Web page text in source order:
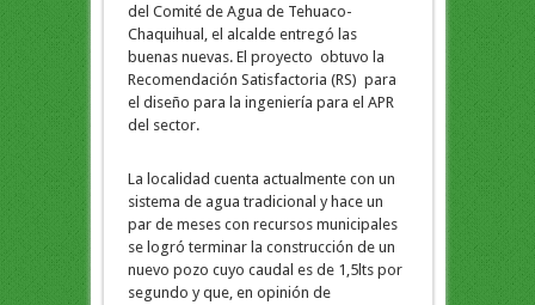
del Comité de Agua de Tehuaco-
Chaquihual, el alcalde entregó las
buenas nuevas. El proyecto obtuvo la
Recomendación Satisfactoria (RS) para
el diseño para la ingeniería para el APR
del sector.
La localidad cuenta actualmente con un
sistema de agua tradicional y hace un
par de meses con recursos municipales
se logró terminar la construcción de un
nuevo pozo cuyo caudal es de 1,5lts por
segundo y que, en opinión de